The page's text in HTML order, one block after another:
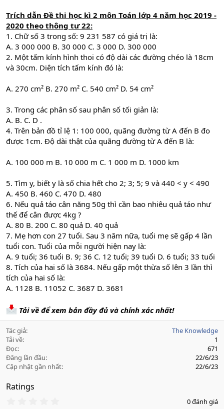
Trích dẫn Đề thi học kì 2 môn Toán lớp 4 năm học 2019 -
2020 theo thông tư 22:
1. Chữ số 3 trong số: 9 231 587 có giá trị là:
A. 3 000 000 B. 30 000 C. 3 000 D. 300 000
2. Một tấm kính hình thoi có độ dài các đường chéo là 18cm
và 30cm. Diện tích tấm kính đó là:
A. 270 cm² B. 270 m² C. 540 cm² D. 54 cm²
3. Trong các phân số sau phân số tối giản là:
A. B. C. D .
4. Trên bản đồ tỉ lệ 1: 100 000, quãng đường từ A đến B đo
được 1cm. Độ dài thật của quãng đường từ A đến B là:
A. 100 000 m B. 10 000 m C. 1 000 m D. 1000 km
5. Tìm y, biết y là số chia hết cho 2; 3; 5; 9 và 440 < y < 490
A. 450 B. 460 C. 470 D. 480
6. Nếu quả táo cân năng 50g thì cần bao nhiêu quả táo như
thế để cân được 4kg ?
A. 80 B. 200 C. 80 quả D. 40 quả
7. Mẹ hơn con 27 tuổi. Sau 3 năm nữa, tuổi mẹ sẽ gấp 4 lần
tuổi con. Tuổi của mỗi người hiện nay là:
A. 9 tuổi; 36 tuổi B. 9; 36 C. 12 tuổi; 39 tuổi D. 6 tuổi; 33 tuổi
8. Tích của hai số là 3684. Nếu gấp một thừa số lên 3 lần thì
tích của hai số là:
A. 1128 B. 11052 C. 3687 D. 3681
Tải về để xem bản đầy đủ và chính xác nhất!
Tác giả
The Knowledge
Tải về
1
Đọc
671
Đăng lần đầu
22/6/23
Cập nhật gần nhất
22/6/23
Ratings
0 đánh giá